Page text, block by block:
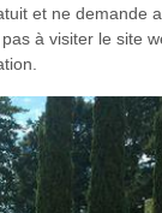
et ne demande
à visiter le site